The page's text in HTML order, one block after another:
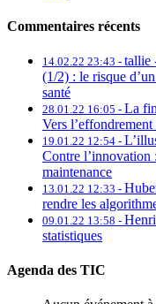
Commentaires récents
14.02.22 23:43 - tallie
(1/2) : le risque
santé
28.01.22 16:05 - La
Vers
19.01.22 12:54 -
Contre l’innovation
maintenance
13.01.22 12:33 -
rendre les
09.01.22 13:58 -
statistiques
Agenda des TIC